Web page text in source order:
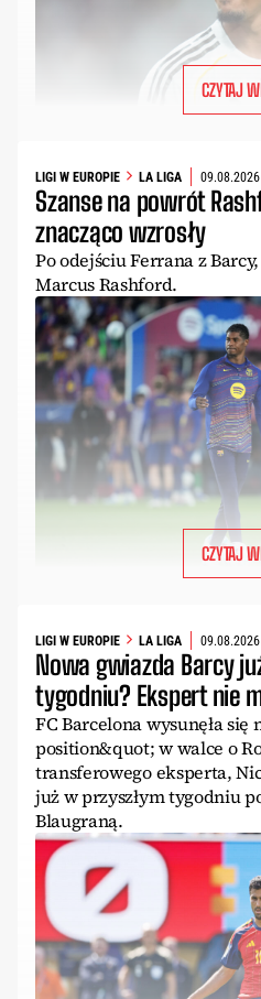
CZYTAJ
LIGI W EUROPIE LA LIGA
Szanse na powrót
znacząco wzrosły
Po odejściu Ferrana z
Marcus Rashford.
CZYTAJ
LIGI W EUROPIE LA LIGA
Nowa gwiazda Barcy
tygodniu? Ekspert nie
FC Barcelona wysunęła się
position&quot; w walce o
transferowego eksperta,
już w przyszłym tygodniu
Blaugraną.